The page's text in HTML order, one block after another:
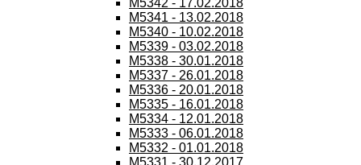
M5342 - 17.02.2018
M5341 - 13.02.2018
M5340 - 10.02.2018
M5339 - 03.02.2018
M5338 - 30.01.2018
M5337 - 26.01.2018
M5336 - 20.01.2018
M5335 - 16.01.2018
M5334 - 12.01.2018
M5333 - 06.01.2018
M5332 - 01.01.2018
M5331 - 30.12.2017